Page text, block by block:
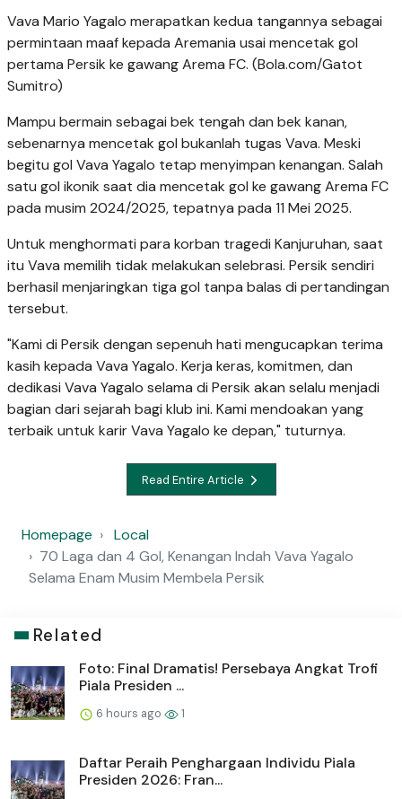
Vava Mario Yagalo merapatkan kedua tangannya sebagai
permintaan maaf kepada Aremania usai mencetak gol
pertama Persik ke gawang Arema FC. (Bola.com/Gatot
Sumitro)
Mampu bermain sebagai bek tengah dan bek kanan,
sebenarnya mencetak gol bukanlah tugas Vava. Meski
begitu gol Vava Yagalo tetap menyimpan kenangan. Salah
satu gol ikonik saat dia mencetak gol ke gawang Arema FC
pada musim 2024/2025, tepatnya pada 11 Mei 2025.
Untuk menghormati para korban tragedi Kanjuruhan, saat
itu Vava memilih tidak melakukan selebrasi. Persik sendiri
berhasil menjaringkan tiga gol tanpa balas di pertandingan
tersebut.
"Kami di Persik dengan sepenuh hati mengucapkan terima
kasih kepada Vava Yagalo. Kerja keras, komitmen, dan
dedikasi Vava Yagalo selama di Persik akan selalu menjadi
bagian dari sejarah bagi klub ini. Kami mendoakan yang
terbaik untuk karir Vava Yagalo ke depan," tuturnya.
Read Entire Article
Homepage
Local
70 Laga dan 4 Gol, Kenangan Indah Vava Yagalo
Selama Enam Musim Membela Persik
Related
Foto: Final Dramatis! Persebaya Angkat Trofi
Piala Presiden ...
6 hours ago 1
Daftar Peraih Penghargaan Individu Piala
Presiden 2026: Fran...